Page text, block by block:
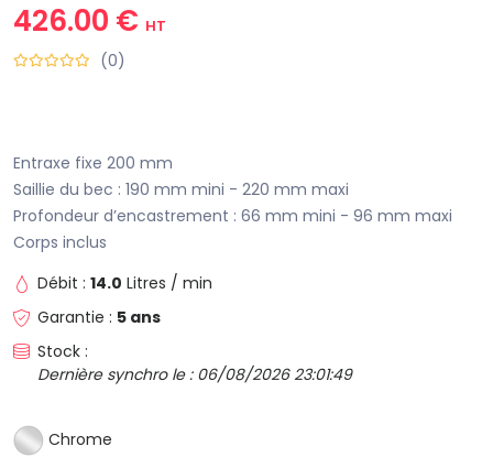
426.00 € HT
(0)
Entraxe fixe 200 mm
Saillie du bec : 190 mm mini - 220 mm maxi
Profondeur d’encastrement : 66 mm mini - 96 mm maxi
Corps inclus
Débit : 14.0 Litres / min
Garantie : 5 ans
Stock :
Dernière synchro le : 06/08/2026 23:01:49
Chrome